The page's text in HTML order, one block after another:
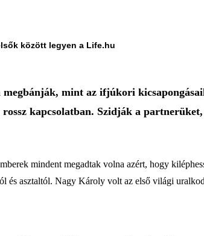
között legyen a Life.hu
megbánják, mint az ifjúkori
kapcsolatban. Szidják a
mindent megadtak volna azért, hogy
és asztaltól. Nagy Károly volt az első világi